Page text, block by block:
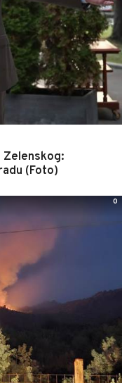
Zelenskog:
(Foto)
0